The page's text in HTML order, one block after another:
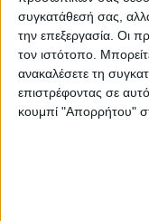
συγκατάθεσή σας,
την επεξεργασία. Οι
τον ιστότοπο.
ανακαλέσετε τη
επιστρέφοντας σε
κουμπί "Απορρήτου"
ΧΑΛΙΑ
ΧΑΛΙ YORK 8230 WHITE
133cm x 190cm
89,00€